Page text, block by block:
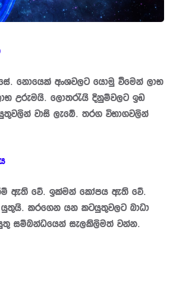
නොයෙක් අංශවලට යොමු වීමෙන් ලාභ
උරුමයි. ලොතරැයි දිනුම්වලට ඉඩ
වාසි ලැබේ. තරග විභාගවලින්
ඇති වේ. ඉක්මන් කෝපය ඇති වේ.
යුතුයි. කරගෙන යන කටයුතුවලට බාධා
සම්බන්ධයෙන් සැලකිලිමත් වන්න.